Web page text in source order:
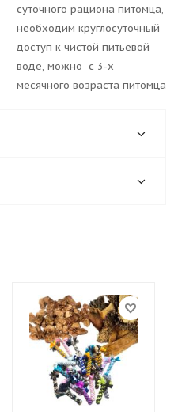
суточного рациона питомца,
необходим круглосуточный
доступ к чистой питьевой
воде, можно с 3-х
месячного возраста питомца